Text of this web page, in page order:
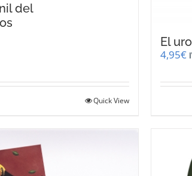
del
Quick View
El
4,95€